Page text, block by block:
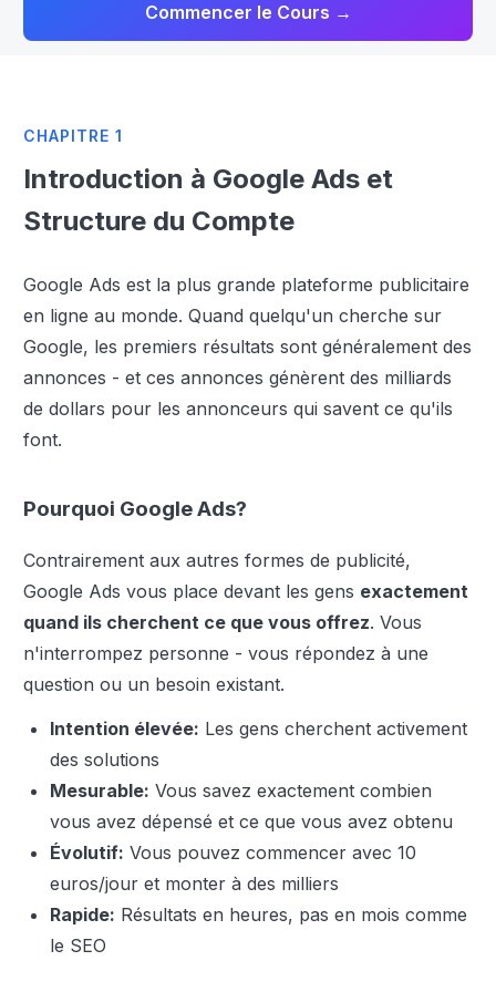
Commencer le Cours →
CHAPITRE 1
Introduction à Google Ads et
Structure du Compte
Google Ads est la plus grande plateforme publicitaire
en ligne au monde. Quand quelqu'un cherche sur
Google, les premiers résultats sont généralement des
annonces - et ces annonces génèrent des milliards
de dollars pour les annonceurs qui savent ce qu'ils
font.
Pourquoi Google Ads?
Contrairement aux autres formes de publicité,
Google Ads vous place devant les gens exactement
quand ils cherchent ce que vous offrez. Vous
n'interrompez personne - vous répondez à une
question ou un besoin existant.
Intention élevée: Les gens cherchent activement
des solutions
Mesurable: Vous savez exactement combien
vous avez dépensé et ce que vous avez obtenu
Évolutif: Vous pouvez commencer avec 10
euros/jour et monter à des milliers
Rapide: Résultats en heures, pas en mois comme
le SEO